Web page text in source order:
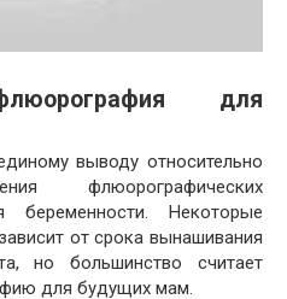
для
выводу относительно
флюорографических
Некоторые
от срока вынашивания
но большинство считает
для будущих мам.